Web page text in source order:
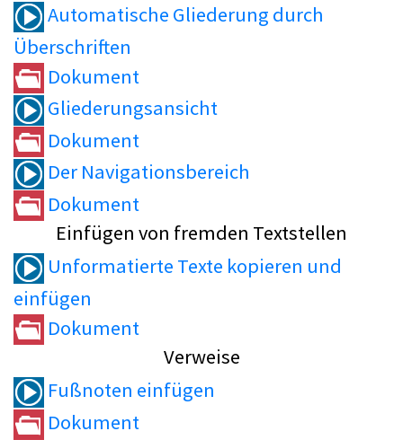
Automatische Gliederung durch
Überschriften
Dokument
Gliederungsansicht
Dokument
Der Navigationsbereich
Dokument
Einfügen von fremden Textstellen
Unformatierte Texte kopieren und
einfügen
Dokument
Verweise
Fußnoten einfügen
Dokument